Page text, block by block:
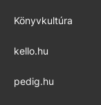
Könyvkultúra
kello.hu
pedig.hu